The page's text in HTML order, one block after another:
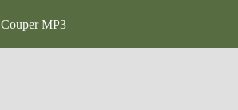
Couper MP3